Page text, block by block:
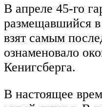
В апреле 45-го
размещавшийся
взят самым
ознаменовало
Кенигсберга.
В настоящее